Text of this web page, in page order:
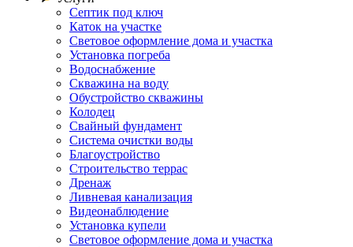
Септик под ключ
Каток на участке
Световое оформление дома и участка
Установка погреба
Водоснабжение
Скважина на воду
Обустройство скважины
Колодец
Свайный фундамент
Система очистки воды
Благоустройство
Строительство террас
Дренаж
Ливневая канализация
Видеонаблюдение
Установка купели
Световое оформление дома и участка